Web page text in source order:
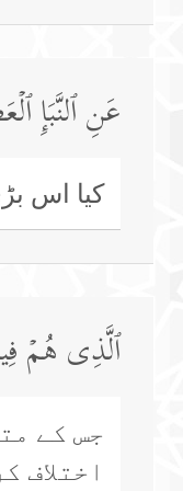
عَنِ ٱلنَّبَإِ
کیا اس
ٱلَّذِی هُمۡ
جس کے
اختلاف